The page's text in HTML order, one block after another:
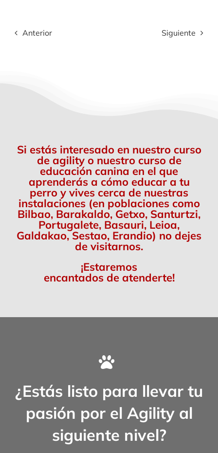
Anterior Siguiente
Si estás interesado en nuestro curso
de agility o nuestro curso de
educación canina en el que
aprenderás a cómo educar a tu
perro y vives cerca de nuestras
instalaciones (en poblaciones como
Bilbao, Barakaldo, Getxo, Santurtzi,
Portugalete, Basauri, Leioa,
Galdakao, Sestao, Erandio) no dejes
de visitarnos.
¡Estaremos
encantados de atenderte!
¿Estás listo para llevar tu
pasión por el Agility al
siguiente nivel?